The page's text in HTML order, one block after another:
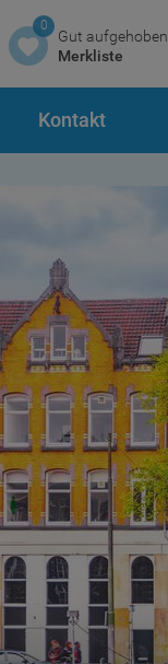
0
Gut aufgehoben
Merkliste
Kontakt